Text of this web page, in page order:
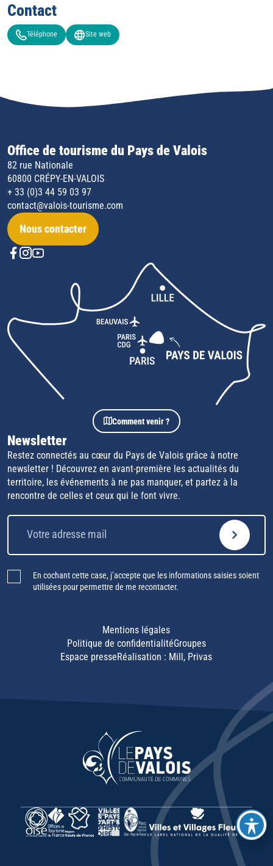
Contact
Téléphone Site web
Office de tourisme du Pays de Valois
82 rue Nationale
60800 CRÉPY-EN-VALOIS
+ 33 (0)3 44 59 03 97
contact@valois-tourisme.com
Nous contacter
Comment venir ?
Newsletter
Restez connectés au cœur du Pays de Valois grâce à notre
newsletter ! Découvrez en avant-première les actualités du
territoire, les événements à ne pas manquer, et partez à la
rencontre de celles et ceux qui le font vivre.
En cochant cette case, j’accepte que les informations saisies soient
utilisées pour permettre de me recontacter.
Mentions légales
Politique de confidentialitéGroupes
Espace presseRéalisation : Mill, Privas